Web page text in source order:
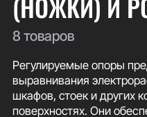
8 товаров
Регулируемые опоры
выравнивания
шкафов, стоек и других
поверхностях. Они